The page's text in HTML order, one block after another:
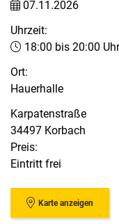
07.11.2026
Uhrzeit:
18:00 bis 20:00 Uhr
Ort:
Hauerhalle
Karpatenstraße
34497 Korbach
Preis:
Eintritt frei
Karte anzeigen